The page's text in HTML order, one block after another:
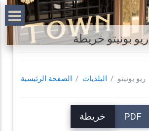
ريو بونيتو خريطة
الصفحة الرئيسية البلديات ريو بونيتو
خريطة PDF